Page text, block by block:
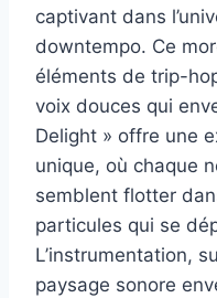
captivant dans
downtempo. Ce
éléments de trip-
voix douces qui
Delight » offre une
unique, où chaque
semblent flotter
particules qui se
L’instrumentation,
paysage sonore